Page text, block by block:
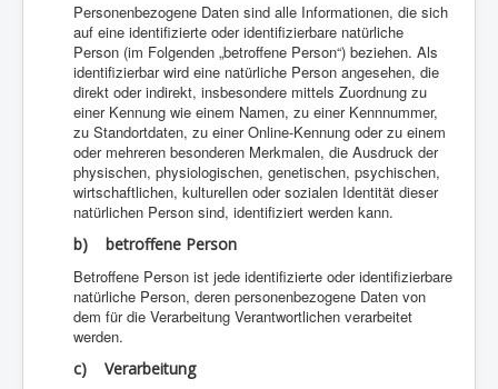
Personenbezogene Daten sind alle Informationen, die sich
auf eine identifizierte oder identifizierbare natürliche
Person (im Folgenden „betroffene Person“) beziehen. Als
identifizierbar wird eine natürliche Person angesehen, die
direkt oder indirekt, insbesondere mittels Zuordnung zu
einer Kennung wie einem Namen, zu einer Kennnummer,
zu Standortdaten, zu einer Online-Kennung oder zu einem
oder mehreren besonderen Merkmalen, die Ausdruck der
physischen, physiologischen, genetischen, psychischen,
wirtschaftlichen, kulturellen oder sozialen Identität dieser
natürlichen Person sind, identifiziert werden kann.
b) betroffene Person
Betroffene Person ist jede identifizierte oder identifizierbare
natürliche Person, deren personenbezogene Daten von
dem für die Verarbeitung Verantwortlichen verarbeitet
werden.
c) Verarbeitung